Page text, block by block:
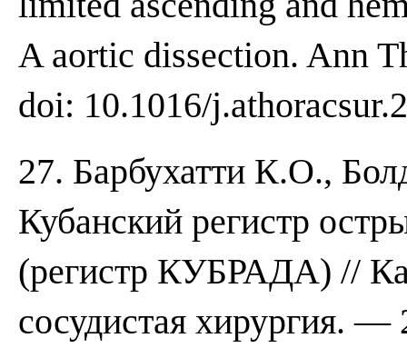
A aortic dissection. Ann
doi: 10.1016/
27. Барбухатти К.О.,
Кубанский регистр
(регистр КУБРАДА) //
сосудистая